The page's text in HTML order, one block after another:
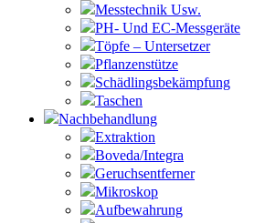
Messtechnik Usw.
PH- Und EC-Messgeräte
Töpfe – Untersetzer
Pflanzenstütze
Schädlingsbekämpfung
Taschen
Nachbehandlung
Extraktion
Boveda/Integra
Geruchsentferner
Mikroskop
Aufbewahrung